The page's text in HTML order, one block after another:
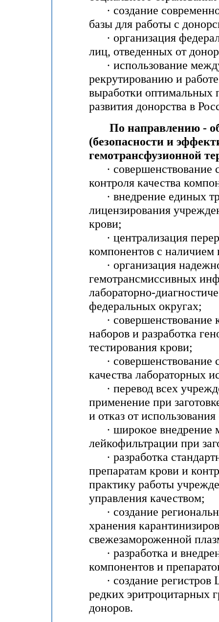
· создание
базы для работы с
· организация
лиц, отведенных от
· использование
рекрутированию и
выработки
развития донорства в
По направлению -
(безопасности и
гемотрансфузионной
· совершенствование
контроля качества
· внедрение единых
лицензирования
крови;
· централизация
компонентов с
· организация
гемотрансмиссивных
лабораторно-
федеральных округах;
· совершенствование
наборов и разработка
тестирования крови;
· совершенствование
качества лабораторных
· перевод всех
применение при
и отказ от
· широкое внедрение
лейкофильтрации при
· разработка
препаратам крови и
практику работы
управления качеством;
· создание
хранения
свежезамороженной
· разработка и
компонентов и
· создание регистров
редких эритроцитарных
доноров.